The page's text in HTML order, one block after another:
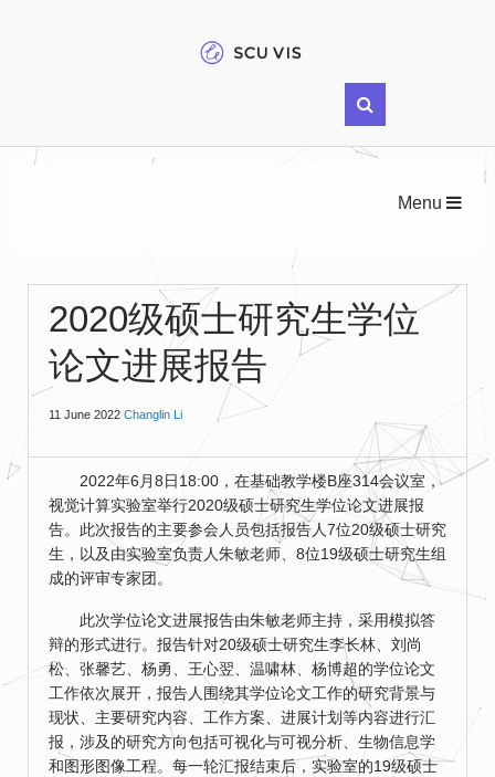
Menu
2020级硕士研究生学位
论文进展报告
11 June 2022 Changlin Li
2022年6月8日18:00，在基础教学楼B座314会议室，
视觉计算实验室举行2020级硕士研究生学位论文进展报
告。此次报告的主要参会人员包括报告人7位20级硕士研究
生，以及由实验室负责人朱敏老师、8位19级硕士研究生组
成的评审专家团。
此次学位论文进展报告由朱敏老师主持，采用模拟答
辩的形式进行。报告针对20级硕士研究生李长林、刘尚
松、张馨艺、杨勇、王心翌、温啸林、杨博超的学位论文
工作依次展开，报告人围绕其学位论文工作的研究背景与
现状、主要研究内容、工作方案、进展计划等内容进行汇
报，涉及的研究方向包括可视化与可视分析、生物信息学
和图形图像工程。每一轮汇报结束后，实验室的19级硕士